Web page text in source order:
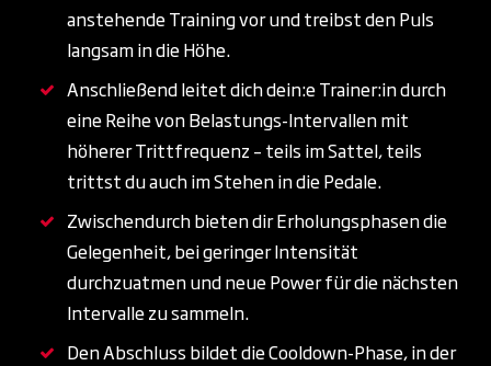
anstehende Training vor und treibst den Puls
langsam in die Höhe.
Anschließend leitet dich dein:e Trainer:in durch
eine Reihe von Belastungs-Intervallen mit
höherer Trittfrequenz – teils im Sattel, teils
trittst du auch im Stehen in die Pedale.
Zwischendurch bieten dir Erholungsphasen die
Gelegenheit, bei geringer Intensität
durchzuatmen und neue Power für die nächsten
Intervalle zu sammeln.
Den Abschluss bildet die Cooldown-Phase, in der